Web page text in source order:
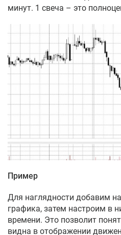
минут. 1 свеча – это
Пример
Для наглядности добавим
графика, затем настроим в
времени. Это позволит
видна в отображении